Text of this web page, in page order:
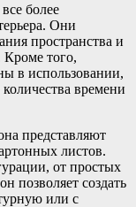
более
Они
пространства и
Кроме того,
в использовании,
времени
представляют
листов.
от простых
позволяет создать
или с